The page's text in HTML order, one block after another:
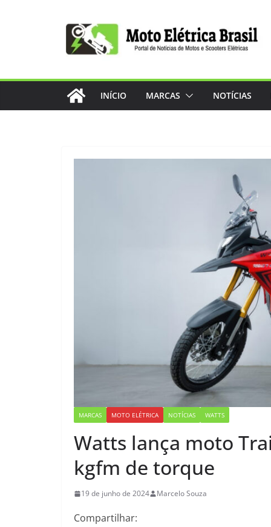
INÍCIO MARCAS NOTÍCIAS
MARCAS MOTO ELÉTRICA NOTÍCIAS WATTS
Watts lança moto
kgfm de torque
19 de junho de 2024 Marcelo Souza
Compartilhar: